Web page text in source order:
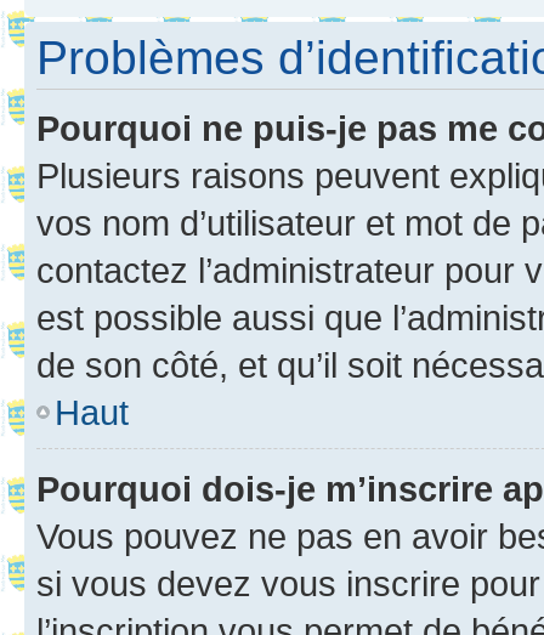
Problèmes
Pourquoi ne puis-je pas me
Plusieurs raisons peuvent
vos nom d’utilisateur et mot de
contactez l’administrateur pour
est possible aussi que
de son côté, et qu’il soit
Haut
Pourquoi dois-je m’inscrire
Vous pouvez ne pas en avoir
si vous devez vous inscrire